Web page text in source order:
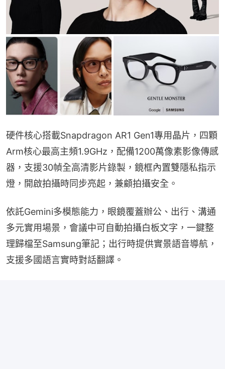
硬件核心搭載Snapdragon AR1 Gen1專用晶片，四顆
Arm核心最高主頻1.9GHz，配備1200萬像素影像傳感
器，支援30幀全高清影片錄製，鏡框內置雙隱私指示
燈，開啟拍攝時同步亮起，兼顧拍攝安全。
依託Gemini多模態能力，眼鏡覆蓋辦公、出行、溝通
多元實用場景，會議中可自動拍攝白板文字，一鍵整
理歸檔至Samsung筆記；出行時提供實景語音導航，
支援多國語言實時對話翻譯。